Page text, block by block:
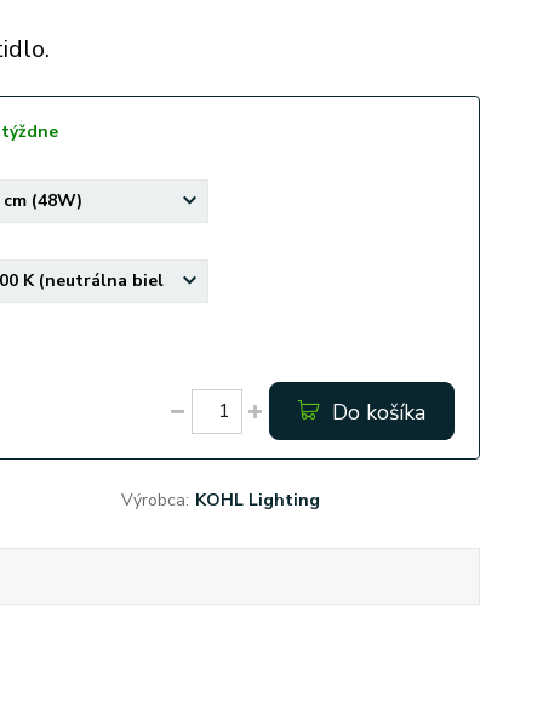
Do košíka
Výrobca: KOHL Lighting